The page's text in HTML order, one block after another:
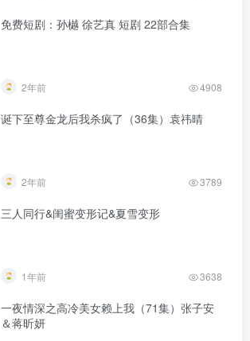
免费短剧：孙樾 徐艺真 短剧 22部合集
2年前 4908
诞下至尊金龙后我杀疯了（36集）袁祎晴
2年前 3789
三人同行&闺蜜变形记&夏雪变形
1年前 3638
一夜情深之高冷美女赖上我（71集）张子安
＆蒋昕妍